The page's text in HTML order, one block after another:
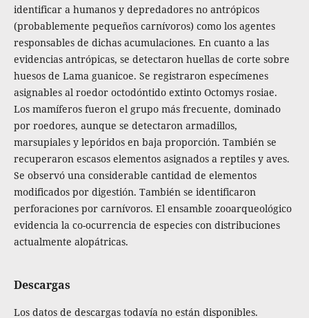
identificar a humanos y depredadores no antrópicos
(probablemente pequeños carnívoros) como los agentes
responsables de dichas acumulaciones. En cuanto a las
evidencias antrópicas, se detectaron huellas de corte sobre
huesos de Lama guanicoe. Se registraron especímenes
asignables al roedor octodóntido extinto Octomys rosiae.
Los mamíferos fueron el grupo más frecuente, dominado
por roedores, aunque se detectaron armadillos,
marsupiales y lepóridos en baja proporción. También se
recuperaron escasos elementos asignados a reptiles y aves.
Se observó una considerable cantidad de elementos
modificados por digestión. También se identificaron
perforaciones por carnívoros. El ensamble zooarqueológico
evidencia la co-ocurrencia de especies con distribuciones
actualmente alopátricas.
Descargas
Los datos de descargas todavía no están disponibles.